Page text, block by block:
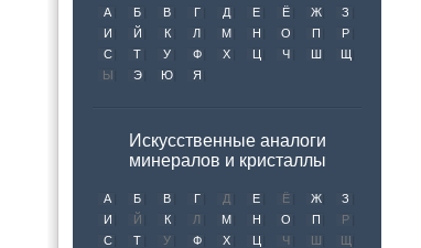
А Б В Г Д Е Ё Ж
З
И
Й К Л М Н О П
Р
С
Т У Ф Х Ц Ч Ш
Щ
Ы
Э Ю Я
Искусственные аналоги
минералов и кристаллы
А Б В Г Д Е Ё Ж
З
И
Й К Л М Н О П
Р
С
Т У Ф Х Ц Ч Ш
Щ